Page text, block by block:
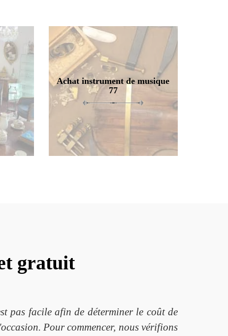
Achat instrument de musique
77
gratuit
pas facile afin de déterminer le coût de
Pour commencer, nous vérifions